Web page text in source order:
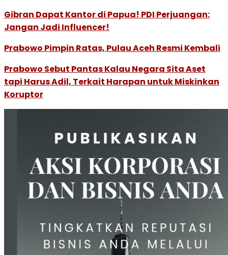
Gibran Dapat Kantor di Papua! PDI Perjuangan:
Jangan Jadi Influencer!
Prabowo Pimpin Ratas, Pulau Aceh Resmi Kembali
Prabowo Sebut Pantas Kalau Negara Sita Aset
tapi Harus Adil, Terkait Harapan untuk Miskinkan
Koruptor